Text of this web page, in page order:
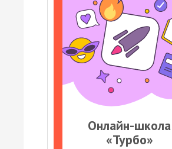
Онлайн-школа
«Турбо»